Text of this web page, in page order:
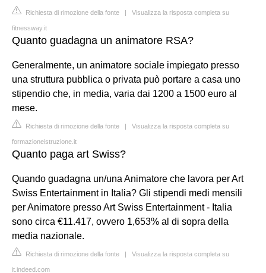
Richiesta di rimozione della fonte | Visualizza la risposta completa su
fitnessway.it
Quanto guadagna un animatore RSA?
Generalmente, un animatore sociale impiegato presso
una struttura pubblica o privata può portare a casa uno
stipendio che, in media, varia dai 1200 a 1500 euro al
mese.
Richiesta di rimozione della fonte | Visualizza la risposta completa su
formazioneistruzione.it
Quanto paga art Swiss?
Quando guadagna un/una Animatore che lavora per Art
Swiss Entertainment in Italia? Gli stipendi medi mensili
per Animatore presso Art Swiss Entertainment - Italia
sono circa €11.417, ovvero 1,653% al di sopra della
media nazionale.
Richiesta di rimozione della fonte | Visualizza la risposta completa su
it.indeed.com